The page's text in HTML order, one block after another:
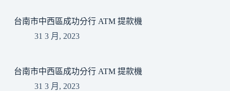
台南市中西區成功分行 ATM 提款機
31 3 月, 2023
台南市中西區成功分行 ATM 提款機
31 3 月, 2023